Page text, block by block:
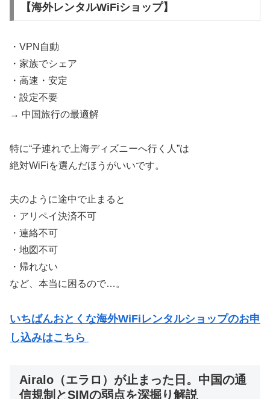
【海外レンタルWiFiショップ】
・VPN自動
・家族でシェア
・高速・安定
・設定不要
→ 中国旅行の最適解
特に“子連れで上海ディズニーへ行く人”は
絶対WiFiを選んだほうがいいです。
夫のように途中で止まると
・アリペイ決済不可
・連絡不可
・地図不可
・帰れない
など、本当に困るので…。
いちばんおとくな海外WiFiレンタルショップのお申
し込みはこちら
Airalo（エラロ）が止まった日。中国の通
信規制とSIMの弱点を深掘り解説